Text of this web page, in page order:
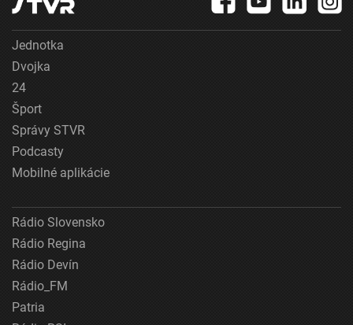
Jednotka
Dvojka
24
Šport
Správy STVR
Podcasty
Mobilné aplikácie
Rádio Slovensko
Rádio Regina
Rádio Devín
Rádio_FM
Patria